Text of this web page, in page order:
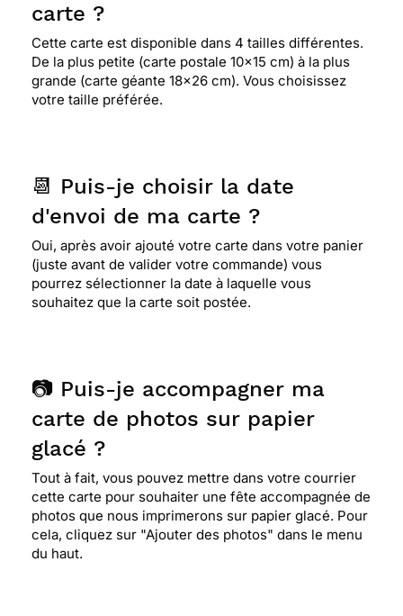
carte ?
Cette carte est disponible dans 4 tailles différentes.
De la plus petite (carte postale 10x15 cm) à la plus
grande (carte géante 18x26 cm). Vous choisissez
votre taille préférée.
📆 Puis-je choisir la date
d'envoi de ma carte ?
Oui, après avoir ajouté votre carte dans votre panier
(juste avant de valider votre commande) vous
pourrez sélectionner la date à laquelle vous
souhaitez que la carte soit postée.
📷 Puis-je accompagner ma
carte de photos sur papier
glacé ?
Tout à fait, vous pouvez mettre dans votre courrier
cette carte pour souhaiter une fête accompagnée de
photos que nous imprimerons sur papier glacé. Pour
cela, cliquez sur "Ajouter des photos" dans le menu
du haut.